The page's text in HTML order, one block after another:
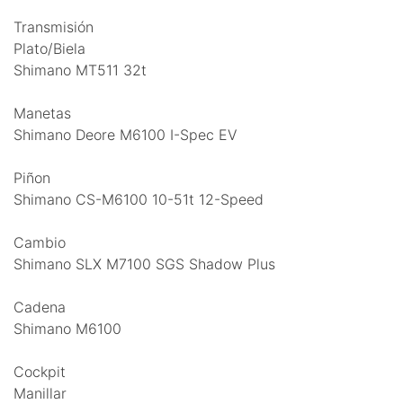
Transmisión
Plato/Biela
Shimano MT511 32t
Manetas
Shimano Deore M6100 I-Spec EV
Piñon
Shimano CS-M6100 10-51t 12-Speed
Cambio
Shimano SLX M7100 SGS Shadow Plus
Cadena
Shimano M6100
Cockpit
Manillar